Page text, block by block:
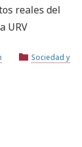
reales del
URV
Sociedad y